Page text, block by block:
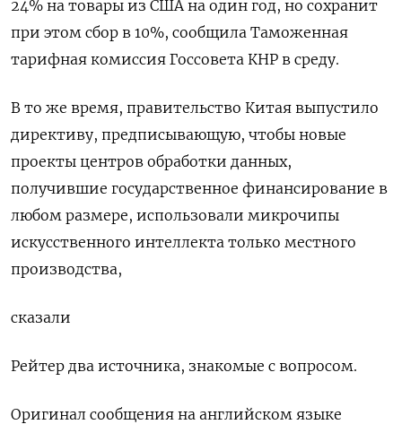
24% на товары из США на один год, но сохранит
при этом сбор в 10%, сообщила Таможенная
тарифная комиссия Госсовета КНР в среду.
В то же время, правительство Китая выпустило
директиву, предписывающую, чтобы новые
проекты центров обработки данных,
получившие государственное финансирование в
любом размере, использовали микрочипы
искусственного интеллекта только местного
производства,
сказали
Рейтер два источника, знакомые с вопросом.
Оригинал сообщения на английском языке